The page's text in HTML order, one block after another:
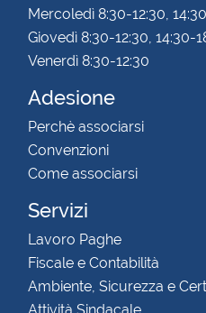
Mercoledì 8:30-12:30,
Giovedì 8:30-12:30, 14:30-
Venerdì 8:30-12:30
Adesione
Perchè associarsi
Convenzioni
Come associarsi
Servizi
Lavoro Paghe
Fiscale e Contabilità
Ambiente, Sicurezza e